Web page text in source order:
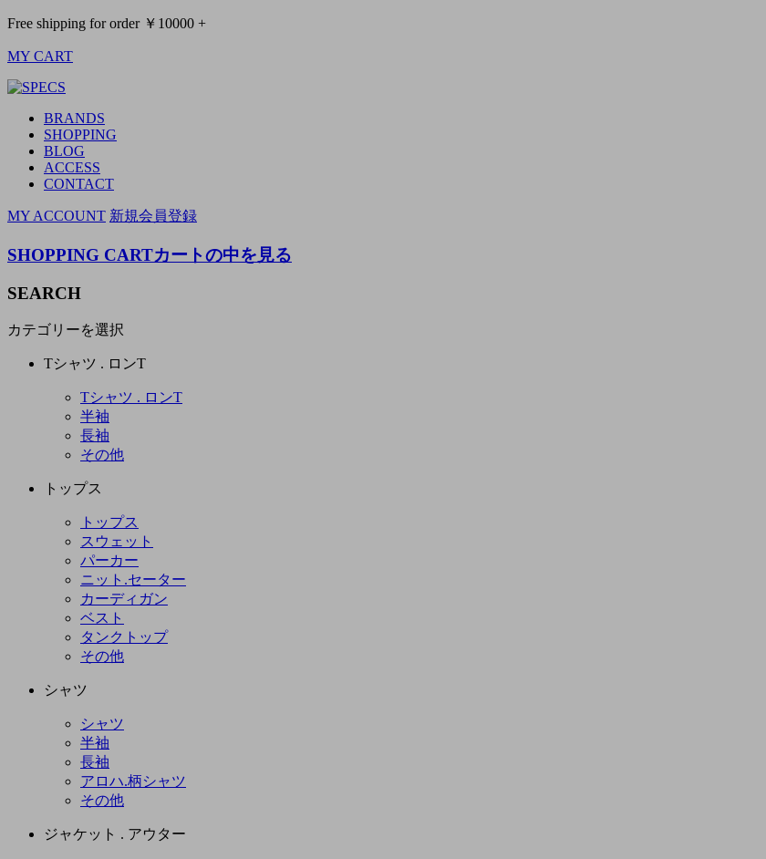
Free shipping for order ￥10000 +
MY CART
BRANDS
SHOPPING
BLOG
ACCESS
CONTACT
MY ACCOUNT 新規会員登録
SHOPPING CARTカートの中を見る
SEARCH
カテゴリーを選択
Tシャツ . ロンT
Tシャツ . ロンT
半袖
長袖
その他
トップス
トップス
スウェット
パーカー
ニット.セーター
カーディガン
ベスト
タンクトップ
その他
シャツ
シャツ
半袖
長袖
アロハ.柄シャツ
その他
ジャケット . アウター